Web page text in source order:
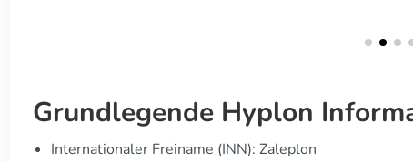
Grundlegende Hyplon
Internationaler Freiname (INN): Zaleplon